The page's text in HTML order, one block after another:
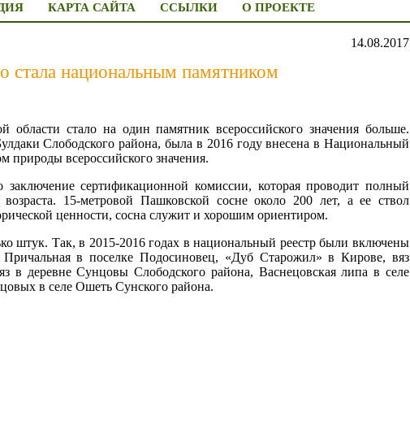
КАРТА САЙТА ССЫЛКИ О ПРОЕКТЕ
14.08.2017
стала национальным памятником
области стало на один памятник всероссийского значения больше.
Слободского района, была в 2016 году внесена в Национальный
природы всероссийского значения.
заключение сертификационной комиссии, которая проводит полный
возраста. 15-метровой Пашковской сосне около 200 лет, а ее ствол
ценности, сосна служит и хорошим ориентиром.
штук. Так, в 2015-2016 годах в национальный реестр были включены
в поселке Подосиновец, «Дуб Старожил» в Кирове, вяз
в деревне Сунцовы Слободского района, Васнецовская липа в селе
в селе Ошеть Сунского района.